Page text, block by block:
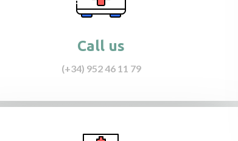
Call us
(+34) 952 46 11 79